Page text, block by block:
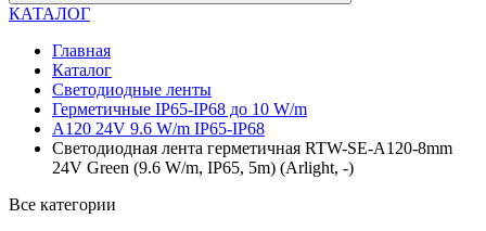
КАТАЛОГ
Главная
Каталог
Светодиодные ленты
Герметичные IP65-IP68 до 10 W/m
A120 24V 9.6 W/m IP65-IP68
Светодиодная лента герметичная RTW-SE-A120-8mm
24V Green (9.6 W/m, IP65, 5m) (Arlight, -)
Все категории